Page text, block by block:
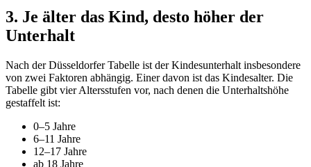
3. Je älter das Kind, desto höher der
Unterhalt
Nach der Düsseldorfer Tabelle ist der Kindesunterhalt insbesondere
von zwei Faktoren abhängig. Einer davon ist das Kindesalter. Die
Tabelle gibt vier Altersstufen vor, nach denen die Unterhaltshöhe
gestaffelt ist:
0–5 Jahre
6–11 Jahre
12–17 Jahre
ab 18 Jahre